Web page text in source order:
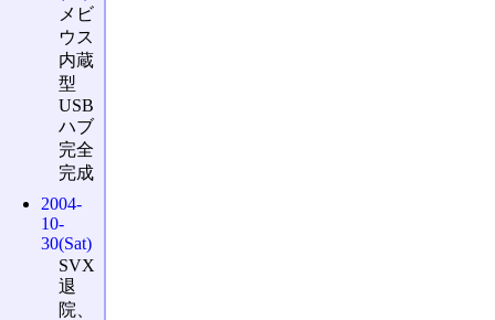
メビ
ウス
内蔵
型
USB
ハブ
完全
完成
2004-
10-
30(Sat)
SVX
退
院、